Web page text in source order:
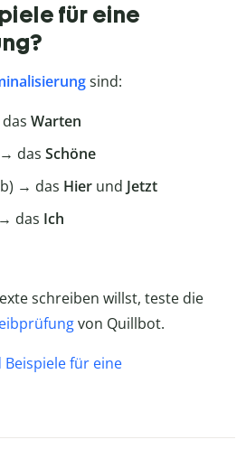
für eine
sind:
Warten
das Schöne
→ das Hier und Jetzt
das Ich
schreiben willst, teste die
von Quillbot.
Beispiele für eine